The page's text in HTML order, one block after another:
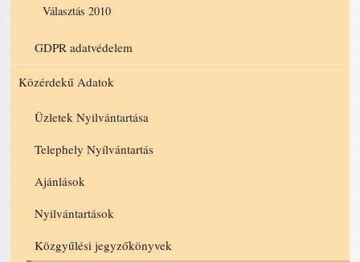
Választás 2010
GDPR adatvédelem
Közérdekű Adatok
Üzletek Nyilvántartása
Telephely Nyílvántartás
Ajánlások
Nyilvántartások
Közgyűlési jegyzőkönyvek